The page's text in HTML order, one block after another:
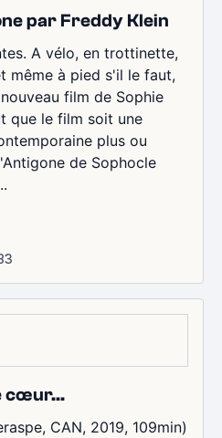
par Freddy Klein
A vélo, en trottinette,
même à pied s'il le faut,
film de Sophie
que le film soit une
plus ou
de Sophocle
cœur...
CAN, 2019, 109min)